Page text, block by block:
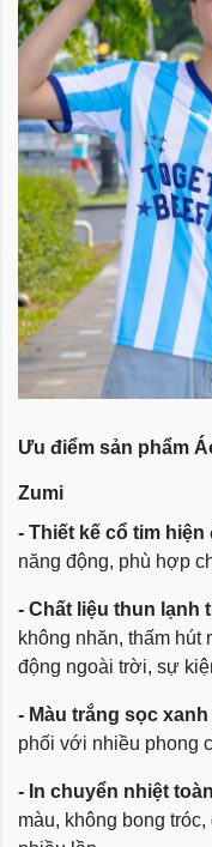
Ưu điểm sản phẩm
Zumi
- Thiết kế cổ tim hiện
năng động, phù hợp
- Chất liệu thun lạnh
không nhăn, thấm hút
động ngoài trời, sự
- Màu trắng sọc
phối với nhiều phong
- In chuyển nhiệt
màu, không bong